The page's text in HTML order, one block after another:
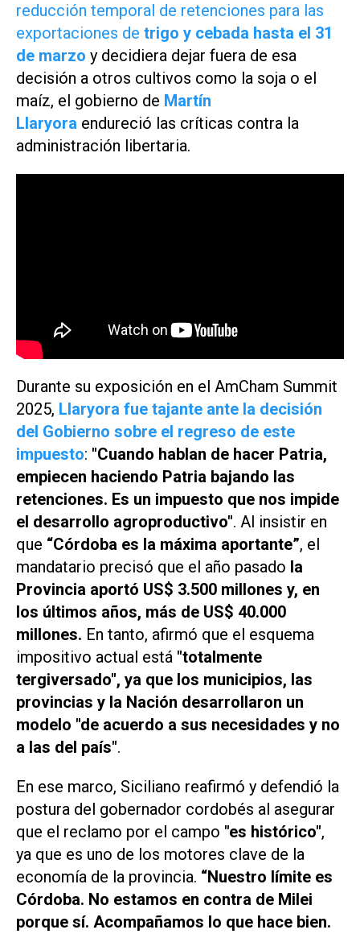
reducción temporal de retenciones para las
exportaciones de trigo y cebada hasta el 31
de marzo y decidiera dejar fuera de esa
decisión a otros cultivos como la soja o el
maíz, el gobierno de Martín
Llaryora endureció las críticas contra la
administración libertaria.
Durante su exposición en el AmCham Summit
2025, Llaryora fue tajante ante la decisión
del Gobierno sobre el regreso de este
impuesto: "Cuando hablan de hacer Patria,
empiecen haciendo Patria bajando las
retenciones. Es un impuesto que nos impide
el desarrollo agroproductivo". Al insistir en
que “Córdoba es la máxima aportante”, el
mandatario precisó que el año pasado la
Provincia aportó US$ 3.500 millones y, en
los últimos años, más de US$ 40.000
millones. En tanto, afirmó que el esquema
impositivo actual está "totalmente
tergiversado", ya que los municipios, las
provincias y la Nación desarrollaron un
modelo "de acuerdo a sus necesidades y no
a las del país".
En ese marco, Siciliano reafirmó y defendió la
postura del gobernador cordobés al asegurar
que el reclamo por el campo "es histórico",
ya que es uno de los motores clave de la
economía de la provincia. “Nuestro límite es
Córdoba. No estamos en contra de Milei
porque sí. Acompañamos lo que hace bien.